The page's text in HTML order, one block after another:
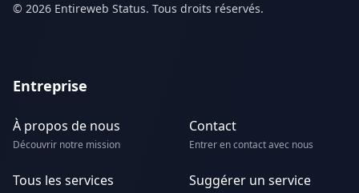
© 2026 Entireweb Status. Tous droits réservés.
Entreprise
À propos de nous
Découvrir notre mission
Contact
Entrer en contact avec nous
Tous les services Suggérer un service